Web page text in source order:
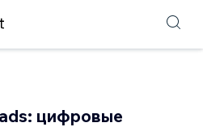
цифровые